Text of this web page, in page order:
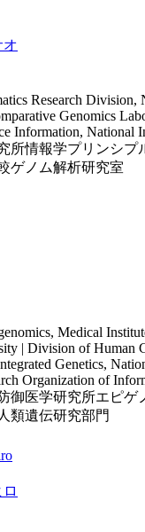
オ
Research Division,
Genomics
Information, National
所情報学プリンシプ
ゲノム解析研究室
Medical
| Division of Human
Genetics,
Organization of
御医学研究所エピゲ
類遺伝研究部門